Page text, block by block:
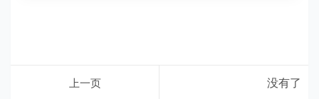
上一页 没有了